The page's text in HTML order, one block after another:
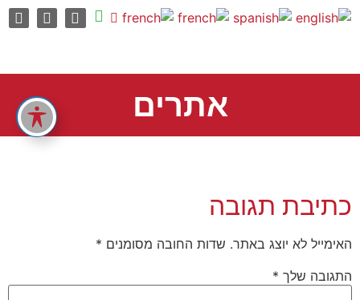
אתרים
כתיבת תגובה
האימייל לא יוצג באתר. שדות החובה מסומנים *
התגובה שלך *